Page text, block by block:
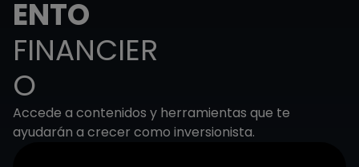
ENTO
FINANCIER
O
Accede a contenidos y herramientas que te
ayudarán a crecer como inversionista.